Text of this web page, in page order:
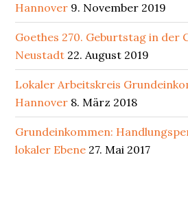
Hannover 9. November 2019
Goethes 270. Geburtstag in der
Neustadt 22. August 2019
Lokaler Arbeitskreis
Hannover 8. März 2018
Grundeinkommen:
lokaler Ebene 27. Mai 2017